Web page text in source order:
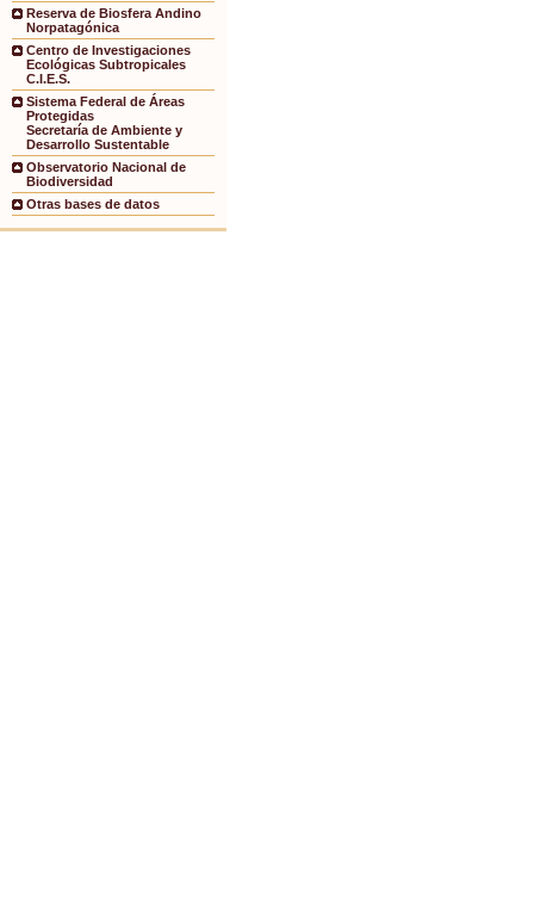
Reserva de Biosfera Andino
Norpatagónica
Centro de Investigaciones
Ecológicas Subtropicales
C.I.E.S.
Sistema Federal de Áreas
Protegidas
Secretaría de Ambiente y
Desarrollo Sustentable
Observatorio Nacional de
Biodiversidad
Otras bases de datos